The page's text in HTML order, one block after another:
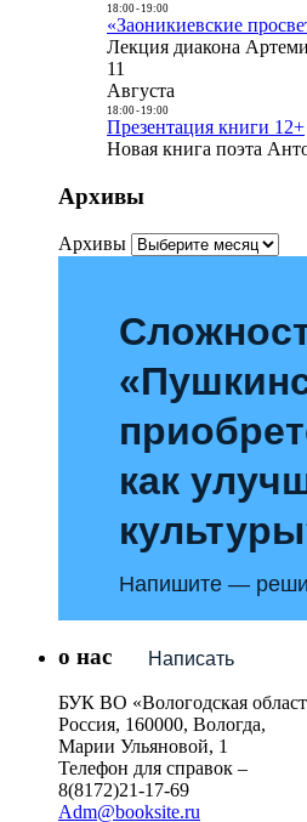
18:00- 19:00
«Заоникиевские
Лекция диакона
11
Августа
18:00- 19:00
Презентация книги 12+
Новая книга поэта
Архивы
Архивы
как
Напишите —
Написать
о нас
БУК ВО «Вологодская
Россия, 160000, Вологда,
Марии Ульяновой, 1
Телефон для справок –
8(8172)21-17-69
Adm@booksite.ru